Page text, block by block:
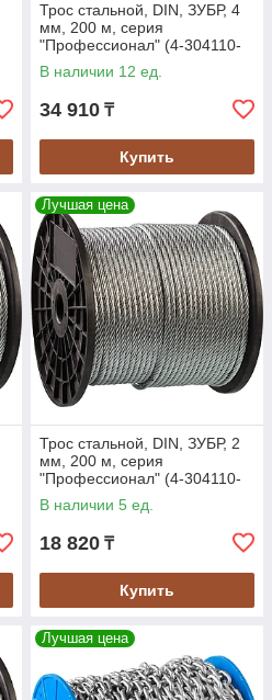
Трос стальной, DIN, ЗУБР, 4
мм, 200 м, серия
"Профессионал" (4-304110-
04)
В наличии 12 ед.
34 910 ₸
Купить
Лучшая цена
Трос стальной, DIN, ЗУБР, 2
мм, 200 м, серия
"Профессионал" (4-304110-
02)
В наличии 5 ед.
18 820 ₸
Купить
Лучшая цена